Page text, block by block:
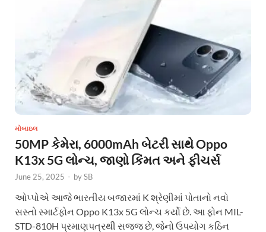
મોબાઇલ
50MP કેમેરા, 6000mAh બેટરી સાથે Oppo
K13x 5G લોન્ચ, જાણો કિંમત અને ફીચર્સ
June 25, 2025 - bySB
ઓપ્પોએ આજે ​​ભારતીય બજારમાં K શ્રેણીમાં પોતાનો નવો
સસ્તો સ્માર્ટફોન Oppo K13x 5G લોન્ચ કર્યો છે. આ ફોન MIL-
STD-810H પ્રમાણપત્રથી સજ્જ છે, જેનો ઉપયોગ કઠિન